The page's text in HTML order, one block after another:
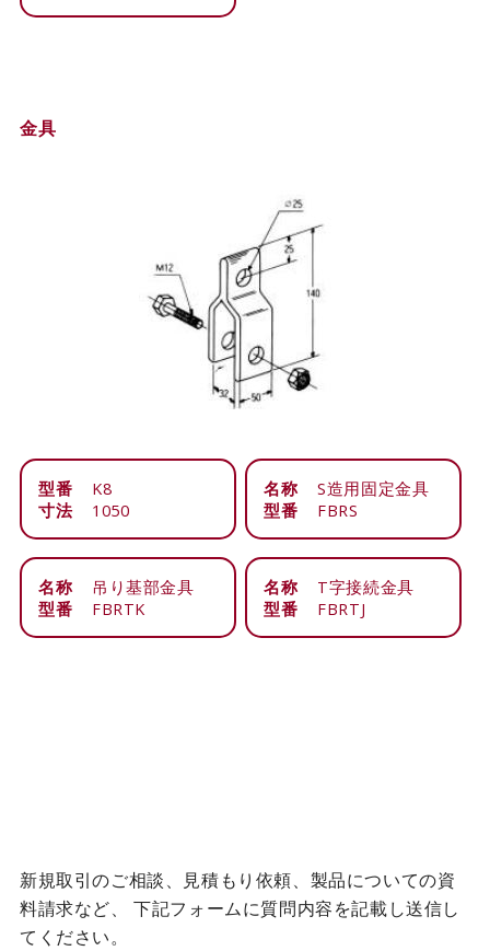
金具
型番
K8
寸法
1050
名称
S造用固定金具
型番
FBRS
名称
吊り基部金具
型番
FBRTK
名称
T字接続金具
型番
FBRTJ
新規取引のご相談、見積もり依頼、製品についての資
料請求など、
下記フォームに質問内容を記載し送信し
てください。